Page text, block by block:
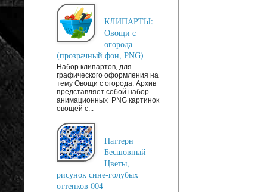
КЛИПАРТЫ:
Овощи с
огорода
(прозрачный фон, PNG)
Набор клипартов, для
графического оформления на
тему Овощи с огорода. Архив
представляет собой набор
анимационных PNG картинок
овощей с...
Паттерн
Бесшовный -
Цветы,
рисунок сине-голубых
оттенков 004